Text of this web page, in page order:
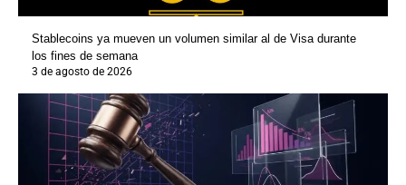
Stablecoins ya mueven un volumen similar al de Visa durante
los fines de semana
3 de agosto de 2026